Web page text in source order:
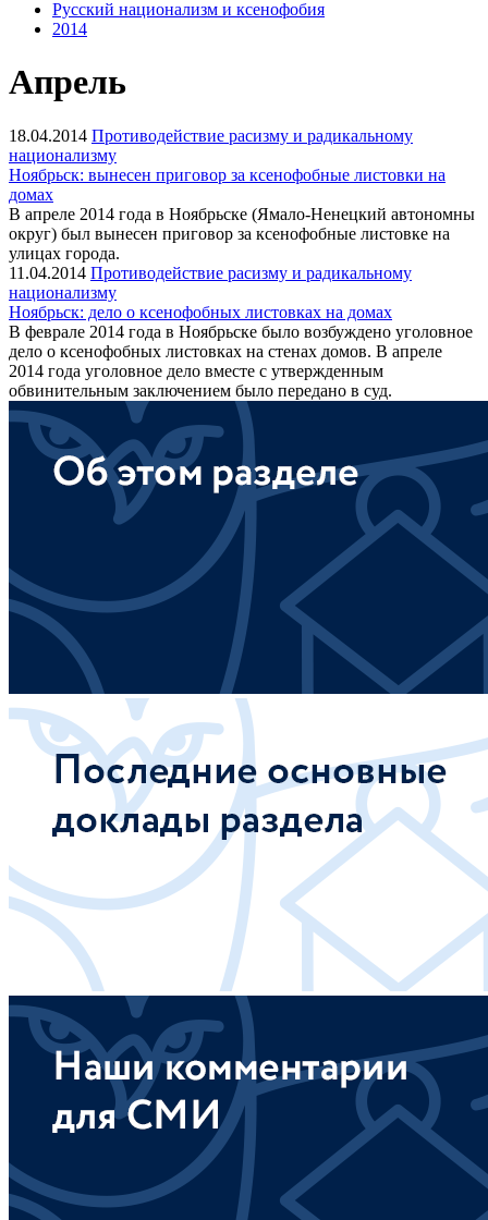
Русский национализм и ксенофобия
2014
Апрель
18.04.2014 Противодействие расизму и радикальному
национализму
Ноябрьск: вынесен приговор за ксенофобные листовки на
домах
В апреле 2014 года в Ноябрьске (Ямало-Ненецкий автономны
округ) был вынесен приговор за ксенофобные листовке на
улицах города.
11.04.2014 Противодействие расизму и радикальному
национализму
Ноябрьск: дело о ксенофобных листовках на домах
В феврале 2014 года в Ноябрьске было возбуждено уголовное
дело о ксенофобных листовках на стенах домов. В апреле
2014 года уголовное дело вместе с утвержденным
обвинительным заключением было передано в суд​.